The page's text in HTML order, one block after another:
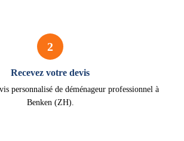
2
Recevez votre devis
personnalisé de déménageur professionnel à
Benken (ZH).